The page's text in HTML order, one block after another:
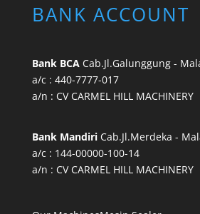
BANK ACCOUNT
Bank BCA Cab.Jl.Galunggung -
a/c : 440-7777-017
a/n : CV CARMEL HILL MACHINERY
Bank MandiriCab.Jl.Merdeka -
a/c : 144-00000-100-14
a/n : CV CARMEL HILL MACHINERY